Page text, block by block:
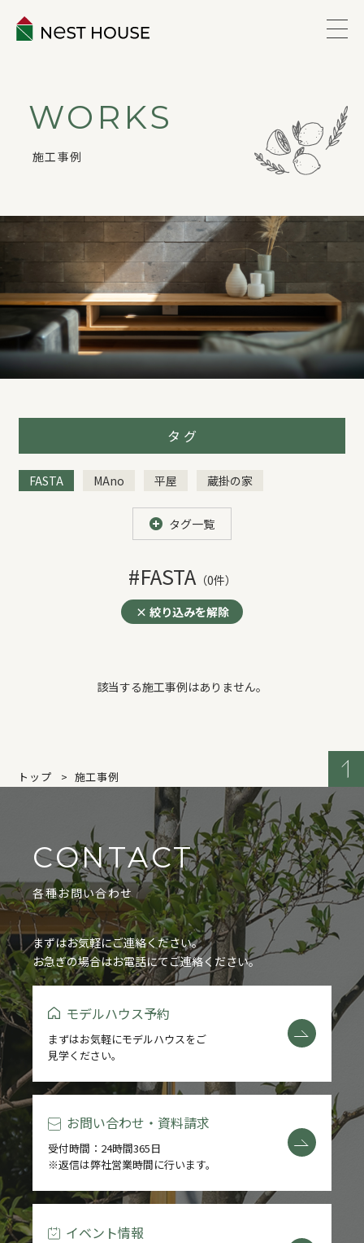
ABOUT
LINEUP
VOICE
ESTATE
REFORM
COMPANY
新築住宅のお問い合わせ
リフォームのお問い合わせ
WORKS
施工事例
タ グ
FASTA MAno 平屋
蔵掛の家
タグ一覧
タグ一覧
FASTA MAno 平屋 蔵掛の家
COCOYUKA リフォーム・リノベ
#FASTA（0件）
× 絞り込みを解除
該当する施工事例はありません。
トップ 施工事例
CONTACT
各種お問い合わせ
まずはお気軽にご連絡ください。
お急ぎの場合はお電話にてご連絡ください。
モデルハウス予約
まずはお気軽にモデルハウスをご
見学ください。
お問い合わせ・資料請求
受付時間：24時間365日
※返信は弊社営業時間に行います。
イベント情報